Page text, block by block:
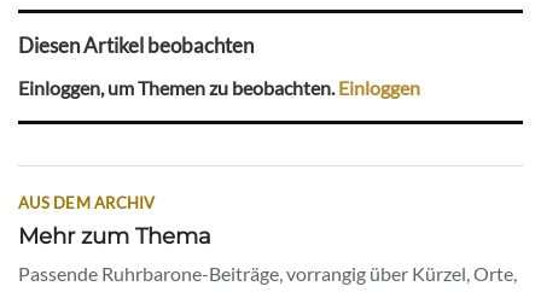
Diesen Artikel beobachten
Einloggen, um Themen zu beobachten.Einloggen
AUS DEM ARCHIV
Mehr zum Thema
Passende Ruhrbarone-Beiträge, vorrangig über Kürzel, Orte,